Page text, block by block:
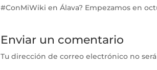
#ConMiWiki en Álava? Empezamos en
Enviar un comentario
Tu dirección de correo electrónico no